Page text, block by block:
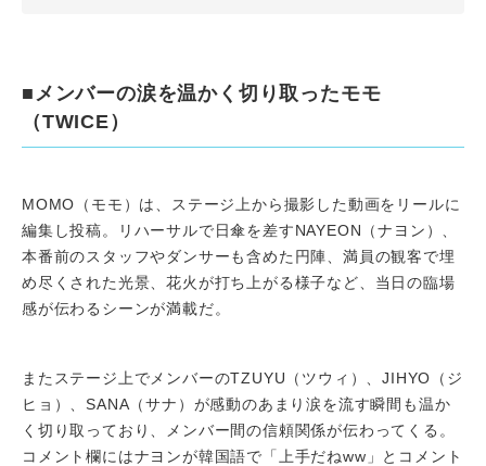
■メンバーの涙を温かく切り取ったモモ
（TWICE）
MOMO（モモ）は、ステージ上から撮影した動画をリールに
編集し投稿。リハーサルで日傘を差すNAYEON（ナヨン）、
本番前のスタッフやダンサーも含めた円陣、満員の観客で埋
め尽くされた光景、花火が打ち上がる様子など、当日の臨場
感が伝わるシーンが満載だ。
またステージ上でメンバーのTZUYU（ツウィ）、JIHYO（ジ
ヒョ）、SANA（サナ）が感動のあまり涙を流す瞬間も温か
く切り取っており、メンバー間の信頼関係が伝わってくる。
コメント欄にはナヨンが韓国語で「上手だねww」とコメント